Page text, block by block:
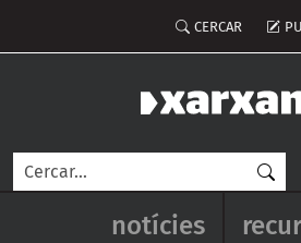
Menú del
CERCAR
Cerca
Navegació
notícies